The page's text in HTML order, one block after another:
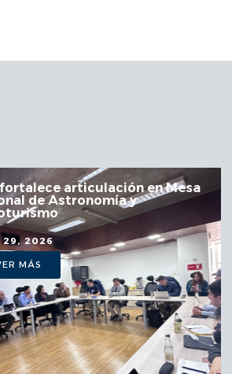
articulación en Mesa
de Astronomía y
2026
MÁS